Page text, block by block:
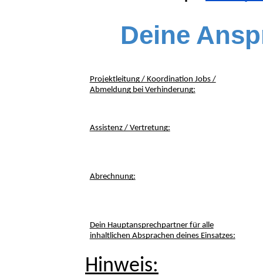
Deine
Projektleitung / Koordination Jobs /
Abmeldung bei Verhinderung:
Assistenz / Vertretung:
Abrechnung:
Dein Hauptansprechpartner für alle
inhaltlichen Absprachen deines Einsatzes:
Hinweis: